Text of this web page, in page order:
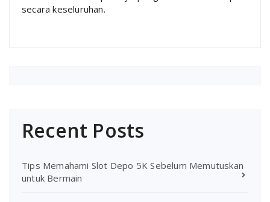
secara keseluruhan.
Recent Posts
Tips Memahami Slot Depo 5K Sebelum Memutuskan
untuk Bermain